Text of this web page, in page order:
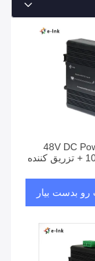
12 ~ 48V DC Power Input
رو بدست بیار